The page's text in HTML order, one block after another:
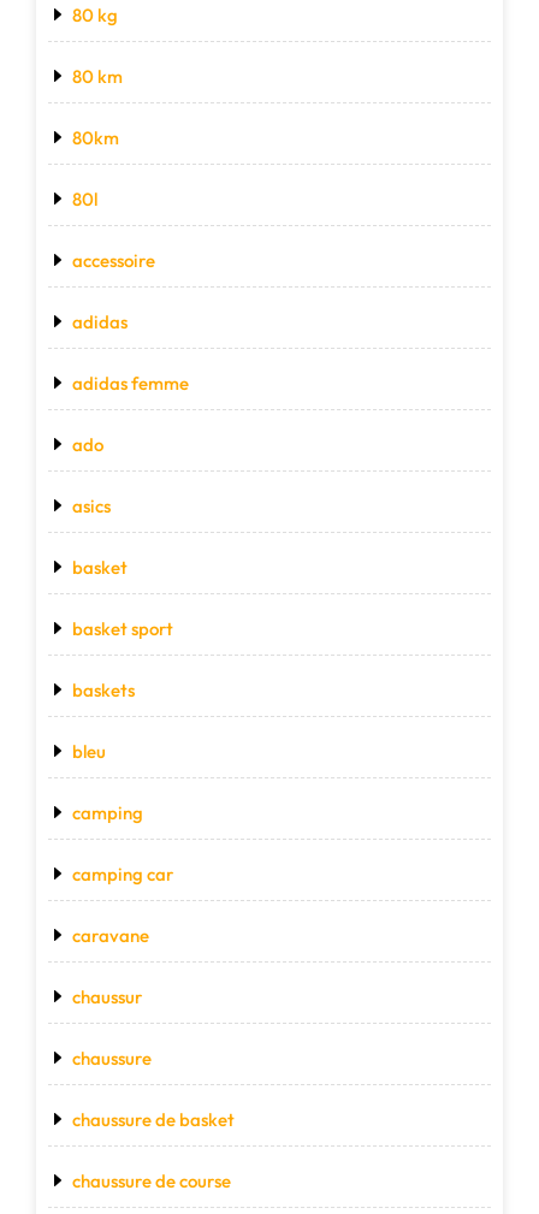
80 kg
80 km
80km
80l
accessoire
adidas
adidas femme
ado
asics
basket
basket sport
baskets
bleu
camping
camping car
caravane
chaussur
chaussure
chaussure de basket
chaussure de course